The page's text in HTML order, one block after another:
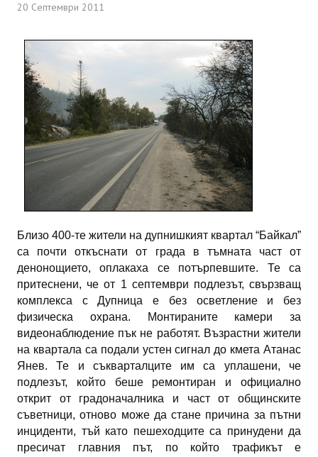
20 Септември 2011
Близо 400-те жители на дупнишкият квартал “Байкал”
са почти откъснати от града в тъмната част от
денонощието, оплакаха се потърпевшите. Те са
притеснени, че от 1 септември подлезът, свързващ
комплекса с Дупница е без осветление и без
физическа охрана. Монтираните камери за
видеонаблюдение пък не работят. Възрастни жители
на квартала са подали устен сигнал до кмета Атанас
Янев. Те и съкварталците им са уплашени, че
подлезът, който беше ремонтиран и официално
открит от градоначалника и част от общинските
съветници, отново може да стане причина за пътни
инциденти, тъй като пешеходците са принудени да
пресичат главния път, по който трафикът е